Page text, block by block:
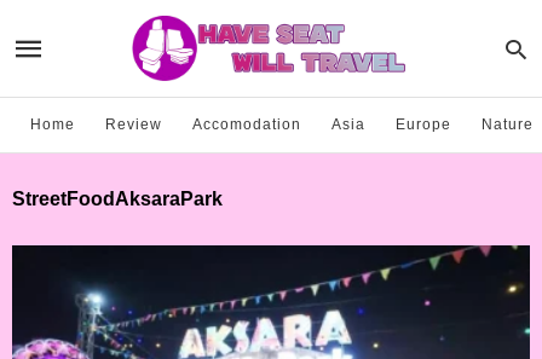
Home Review Accomodation Asia Europe Nature
StreetFoodAksaraPark